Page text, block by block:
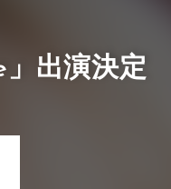
出演決定